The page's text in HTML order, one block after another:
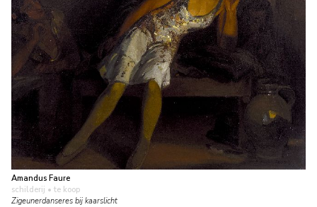
Amandus Faure
schilderij • te koop
Zigeunerdanseres bij kaarslicht